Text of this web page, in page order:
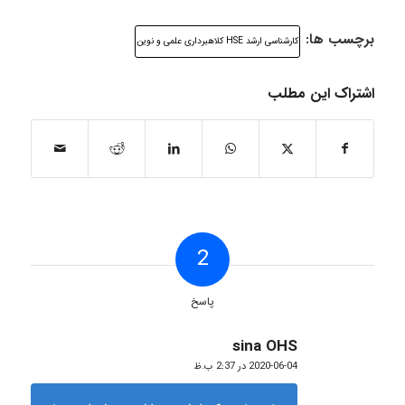
برچسب ها: کارشناسی ارشد HSE کلاهبرداری علمی و نوین
اشتراک این مطلب
2
پاسخ
sina OHS
گفته:
2020-06-04 در 2:37 ب.ظ